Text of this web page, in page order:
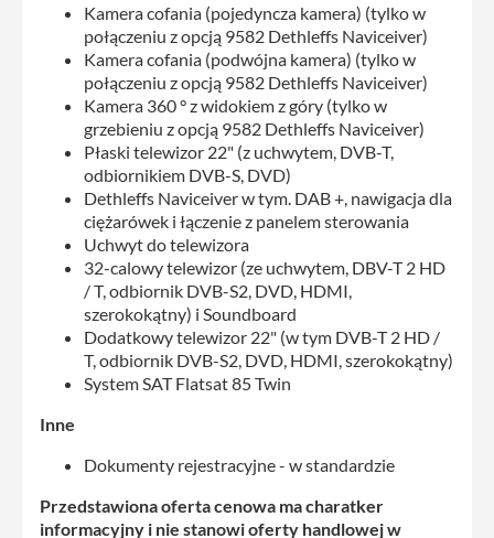
Kamera cofania (pojedyncza kamera) (tylko w
połączeniu z opcją 9582 Dethleffs Naviceiver)
Kamera cofania (podwójna kamera) (tylko w
połączeniu z opcją 9582 Dethleffs Naviceiver)
Kamera 360 ° z widokiem z góry (tylko w
grzebieniu z opcją 9582 Dethleffs Naviceiver)
Płaski telewizor 22" (z uchwytem, DVB-T,
odbiornikiem DVB-S, DVD)
Dethleffs Naviceiver w tym. DAB +, nawigacja dla
ciężarówek i łączenie z panelem sterowania
Uchwyt do telewizora
32-calowy telewizor (ze uchwytem, DBV-T 2 HD
/ T, odbiornik DVB-S2, DVD, HDMI,
szerokokątny) i Soundboard
Dodatkowy telewizor 22" (w tym DVB-T 2 HD /
T, odbiornik DVB-S2, DVD, HDMI, szerokokątny)
System SAT Flatsat 85 Twin
Inne
Dokumenty rejestracyjne - w standardzie
Przedstawiona oferta cenowa ma charatker
informacyjny i nie stanowi oferty handlowej w